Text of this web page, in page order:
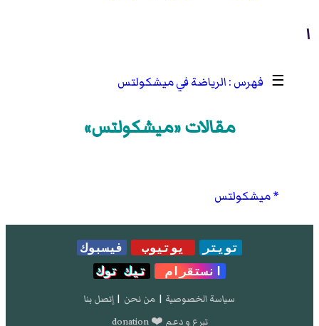
ا
☰ الرياضة في ميشكولتس
مقالات «ميشكولتس»
ميشكولتس
تويتر يوتيوب
فيسبوك
انستقرام
تيك توك
سياسة الخصوصية | من نحن | إتصل بنا
تبرع و دعم ❤️ donation